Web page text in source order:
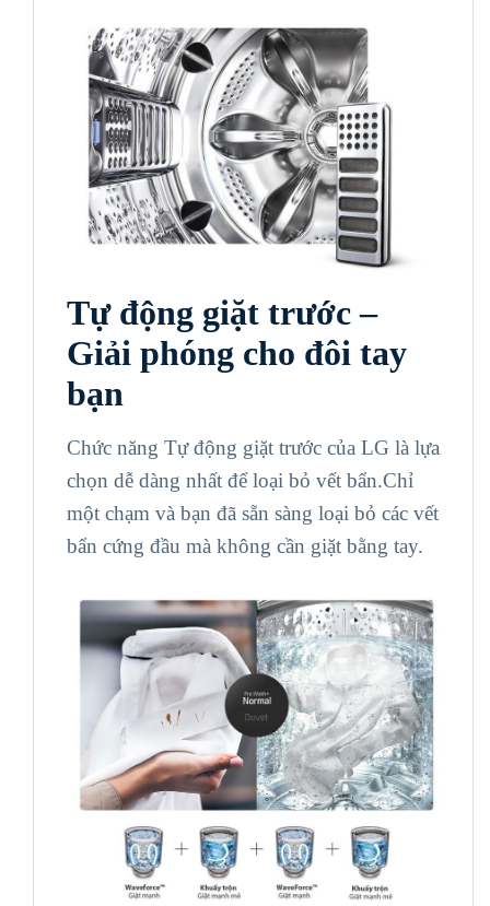
Tự động giặt trước –
Giải phóng cho đôi tay
bạn
Chức năng Tự động giặt trước của LG là lựa
chọn dễ dàng nhất để loại bỏ vết bẩn.Chỉ
một chạm và bạn đã sẵn sàng loại bỏ các vết
bẩn cứng đầu mà không cần giặt bằng tay.